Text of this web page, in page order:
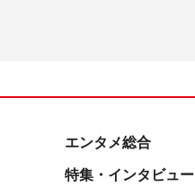
エンタメ総合
特集・インタビュー